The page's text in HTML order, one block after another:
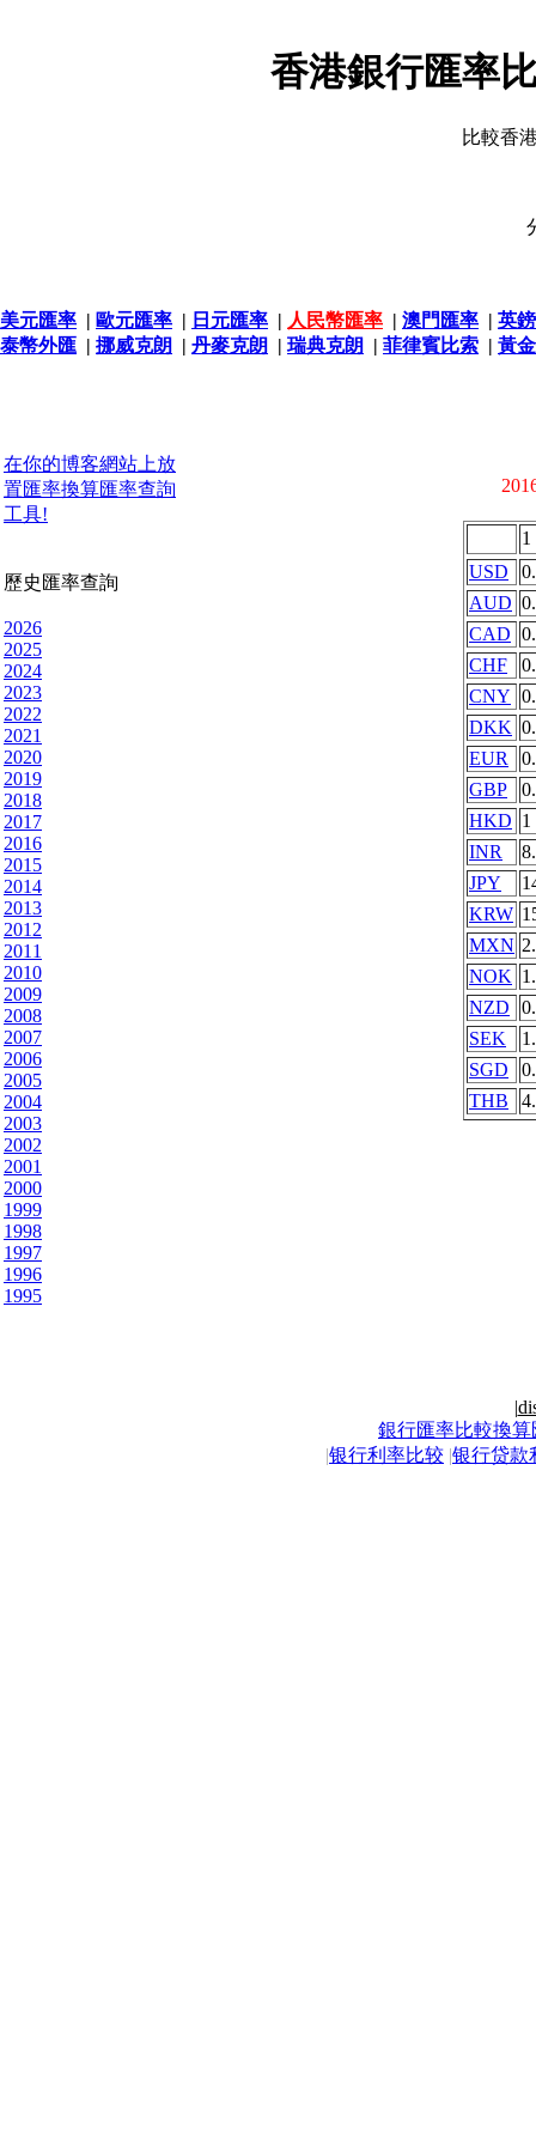
香港銀行匯率
比較香
美元匯率 | 歐元匯率 | 日元匯率 | 人民幣匯率 | 澳門匯率 | 英
泰幣外匯 | 挪威克朗 | 丹麥克朗 | 瑞典克朗 | 菲律賓比索 | 黃
在你的博客網站上放
置匯率換算匯率查詢
工具!
歷史匯率查詢
2026
2025
2024
2023
2022
2021
2020
2019
2018
2017
2016
2015
2014
2013
2012
2011
2010
2009
2008
2007
2006
2005
2004
2003
2002
2001
2000
1999
1998
1997
1996
1995
1
USD
AUD
CAD
CHF
CNY
DKK
EUR
GBP
HKD 1
INR
JPY
KRW
MXN
NOK
NZD
SEK
SGD
THB
|
銀行匯率比較換算
|银行利率比较 |银行贷款